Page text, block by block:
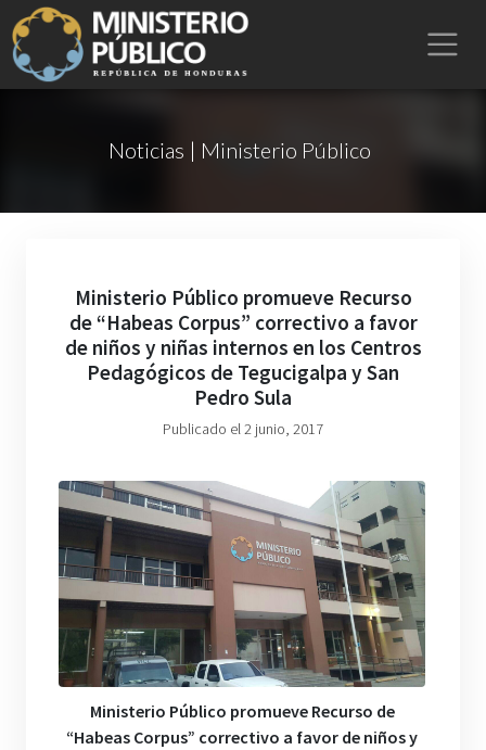
Noticias | Ministerio Público
Ministerio Público promueve Recurso
de “Habeas Corpus” correctivo a favor
de niños y niñas internos en los Centros
Pedagógicos de Tegucigalpa y San
Pedro Sula
Publicado el 2 junio, 2017
Ministerio Público promueve Recurso de
“Habeas Corpus” correctivo a favor de niños y